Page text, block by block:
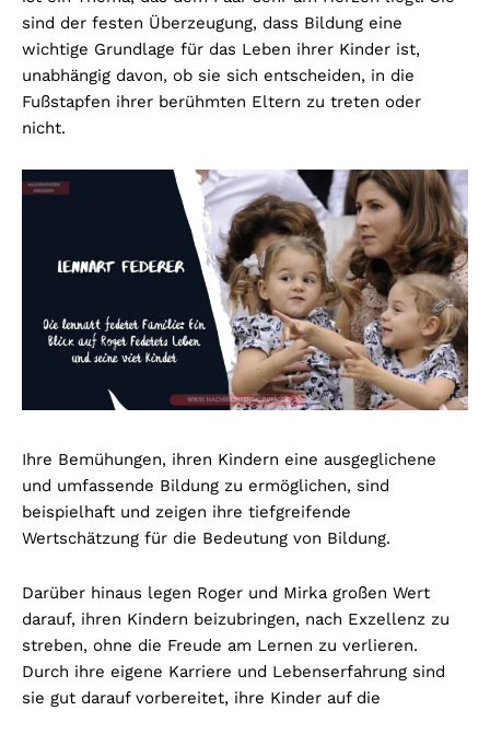
sind der festen Überzeugung, dass Bildung eine
wichtige Grundlage für das Leben ihrer Kinder ist,
unabhängig davon, ob sie sich entscheiden, in die
Fußstapfen ihrer berühmten Eltern zu treten oder
nicht.
Ihre Bemühungen, ihren Kindern eine ausgeglichene
und umfassende Bildung zu ermöglichen, sind
beispielhaft und zeigen ihre tiefgreifende
Wertschätzung für die Bedeutung von Bildung.
Darüber hinaus legen Roger und Mirka großen Wert
darauf, ihren Kindern beizubringen, nach Exzellenz zu
streben, ohne die Freude am Lernen zu verlieren.
Durch ihre eigene Karriere und Lebenserfahrung sind
sie gut darauf vorbereitet, ihre Kinder auf die